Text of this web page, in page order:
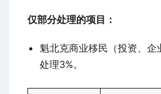
仅部分处理的项目：
魁北克商业移民（投资、企
处理3%。